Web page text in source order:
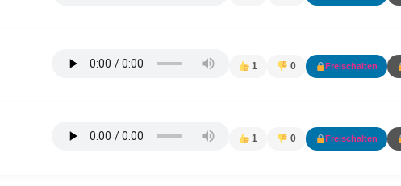
1 0 Freischalten
1 0 Freischalten